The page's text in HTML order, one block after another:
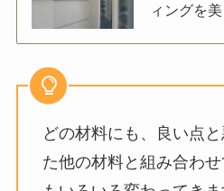
ィングを
どの材料にも、良い点
た他の材料と組み合わ